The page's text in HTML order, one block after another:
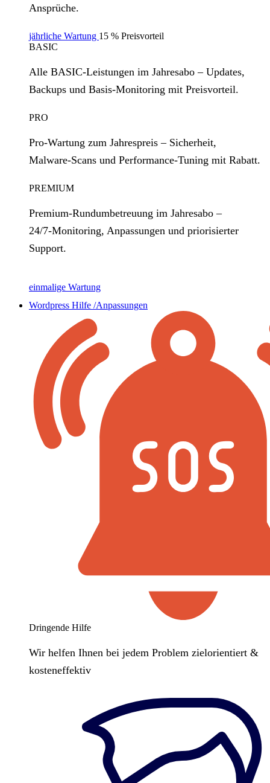
Ansprüche.
jährliche Wartung 15 % Preisvorteil
BASIC
Alle BASIC‑Leistungen im Jahresabo – Updates,
Backups und Basis‑Monitoring mit Preisvorteil.
PRO
Pro‑Wartung zum Jahrespreis – Sicherheit,
Malware‑Scans und Performance‑Tuning mit Rabatt.
PREMIUM
Premium‑Rundumbetreuung im Jahresabo –
24/7‑Monitoring, Anpassungen und priorisierter
Support.
einmalige Wartung
Wordpress Hilfe /Anpassungen
Dringende Hilfe
Wir helfen Ihnen bei jedem Problem zielorientiert &
kosteneffektiv